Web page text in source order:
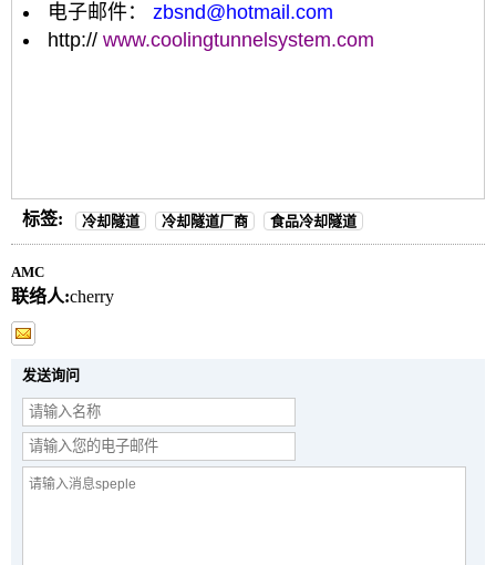
电子邮件： zbsnd@hotmail.com
http:// www.coolingtunnelsystem.com
标签: 冷却隧道 冷却隧道厂商 食品冷却隧道
AMC
联络人:cherry
发送询问